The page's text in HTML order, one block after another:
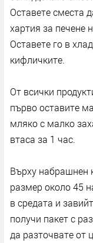
Оставете сместа
хартия за печене
Оставете го в
кифличките.
От всички
първо оставите
мляко с малко
втаса за 1 час.
Върху набрашнен
размер около 45
в средата и
получи пакет с
да разточвате